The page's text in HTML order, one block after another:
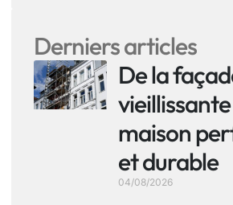
Derniers articles
De la
maison
et durable
04/08/2026